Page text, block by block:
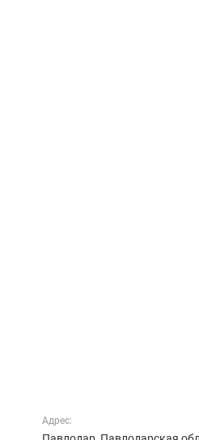
Адрес: